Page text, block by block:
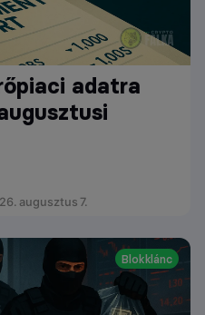
adatra
augusztus 7.
Blokklánc